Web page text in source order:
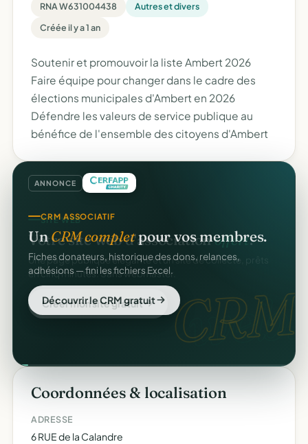
RNA W631004438
Autres et divers
Créée il y a 1 an
Soutenir et promouvoir la liste Ambert 2026
Faire équipe pour changer dans le cadre des
élections municipales d'Ambert en 2026
Défendre les valeurs de service publique au
bénéfice de l'ensemble des citoyens d'Ambert
ANNONCE
CRM.
CRM ASSOCIATIF
UnCRM completpour vos membres.
Fiches donateurs, historique des dons, relances,
adhésions — fini les fichiers Excel.
Découvrir le CRM gratuit
Coordonnées & localisation
ADRESSE
6 RUE de la Calandre